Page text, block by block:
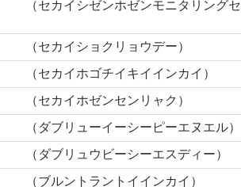
（セカイシゼンホゼンモニタリングセ
（セカイショクリョウデー）
（セカイホゴチイキイインカイ）
（セカイホゼンセンリャク）
（ダブリューイーシーピーエヌエル）
（ダブリュウビーシーエスディー）
（ブルントラントイインカイ）